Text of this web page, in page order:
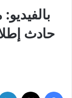
حادث
فيسبوك